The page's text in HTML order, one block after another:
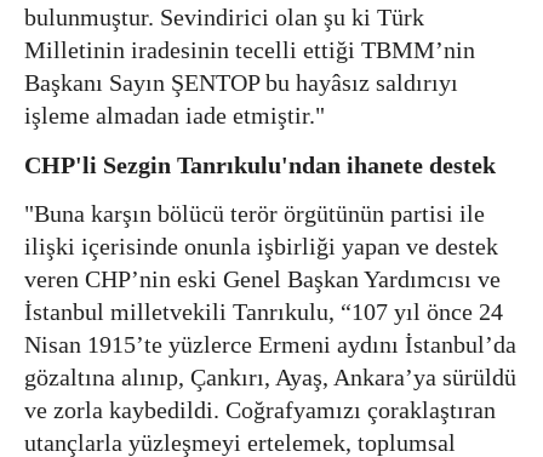
bulunmuştur. Sevindirici olan şu ki Türk
Milletinin iradesinin tecelli ettiği TBMM’nin
Başkanı Sayın ŞENTOP bu hayâsız saldırıyı
işleme almadan iade etmiştir."
CHP'li Sezgin Tanrıkulu'ndan ihanete destek
"Buna karşın bölücü terör örgütünün partisi ile
ilişki içerisinde onunla işbirliği yapan ve destek
veren CHP’nin eski Genel Başkan Yardımcısı ve
İstanbul milletvekili Tanrıkulu, “107 yıl önce 24
Nisan 1915’te yüzlerce Ermeni aydını İstanbul’da
gözaltına alınıp, Çankırı, Ayaş, Ankara’ya sürüldü
ve zorla kaybedildi. Coğrafyamızı çoraklaştıran
utançlarla yüzleşmeyi ertelemek, toplumsal